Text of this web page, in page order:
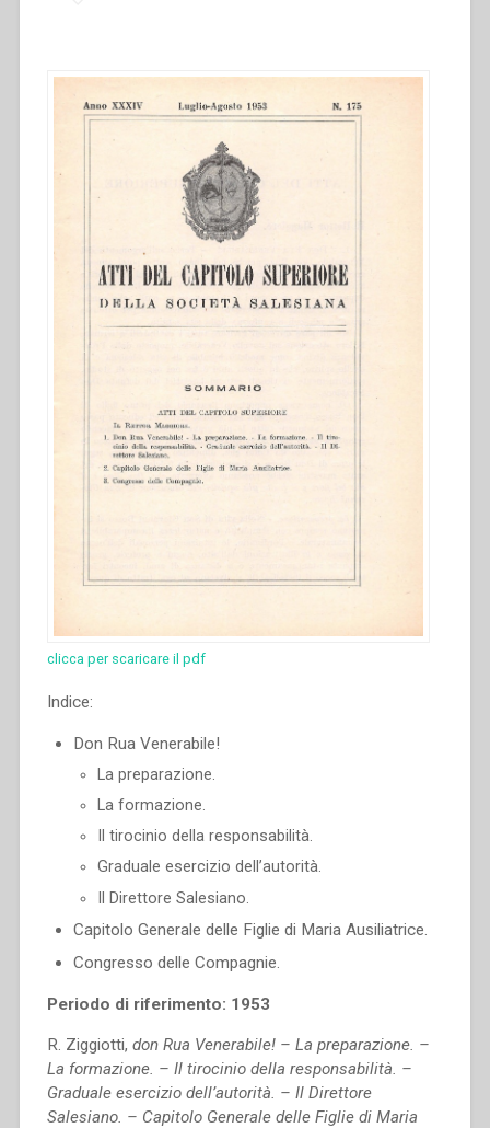
Meditazione”
clicca per scaricare il pdf
Indice:
Don Rua Venerabile!
La preparazione.
La formazione.
Il tirocinio della responsabilità.
Graduale esercizio dell’autorità.
Il Direttore Salesiano.
Capitolo Generale delle Figlie di Maria Ausiliatrice.
Congresso delle Compagnie.
Periodo di riferimento: 1953
R. Ziggiotti, don Rua Venerabile! – La preparazione. –
La formazione. – Il tirocinio della responsabilità. –
Graduale esercizio dell’autorità. – Il Direttore
Salesiano. – Capitolo Generale delle Figlie di Maria